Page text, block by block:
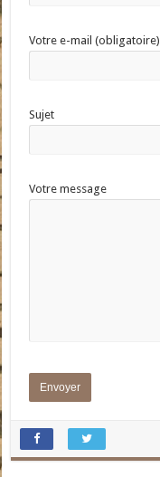
Votre e-mail (obligatoire)
Sujet
Votre message